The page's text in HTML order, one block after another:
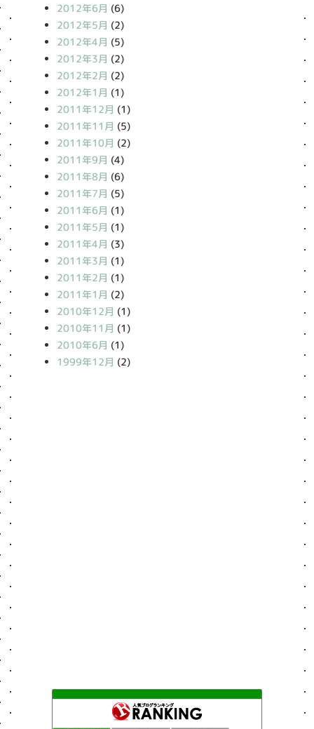
2012年6月 (6)
2012年5月 (2)
2012年4月 (5)
2012年3月 (2)
2012年2月 (2)
2012年1月 (1)
2011年12月 (1)
2011年11月 (5)
2011年10月 (2)
2011年9月 (4)
2011年8月 (6)
2011年7月 (5)
2011年6月 (1)
2011年5月 (1)
2011年4月 (3)
2011年3月 (1)
2011年2月 (1)
2011年1月 (2)
2010年12月 (1)
2010年11月 (1)
2010年6月 (1)
1999年12月 (2)